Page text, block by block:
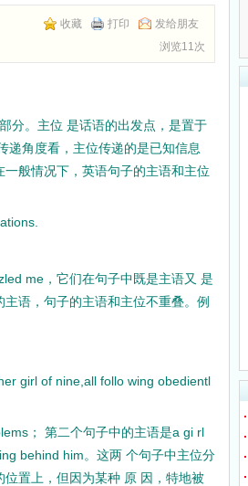
收藏 打印 发给朋友
浏览11次
分。主位 是话语的出发点，是置于
递角度看，主位传递的是已知信息
般情况下，英语句子的主语和主位
me，它们在句子中既是主语又 是
语，句子的主语和主位不重叠。例
girl of nine,all follo wing obedientl
； 第二个句子中的主语是a gi rl
behind him。这两 个句子中主位分
置上，但因为某种 原 因，特地被